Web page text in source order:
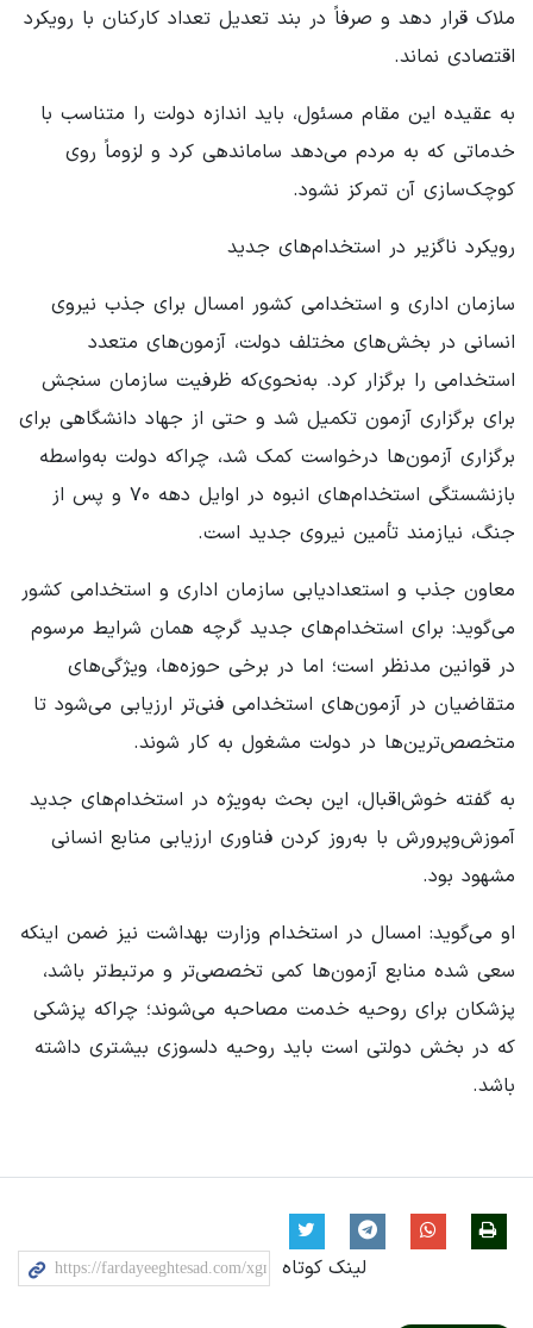
ملاک قرار دهد و صرفاً در بند تعدیل تعداد کارکنان با رویکرد
اقتصادی نماند.
به عقیده این مقام مسئول، باید اندازه دولت را متناسب با
خدماتی که به مردم می‌دهد ساماندهی کرد و لزوماً روی
کوچک‌سازی آن تمرکز نشود.
رویکرد ناگزیر در استخدام‌های جدید
سازمان اداری و استخدامی کشور امسال برای جذب نیروی
انسانی در بخش‌های مختلف دولت، آزمون‌های متعدد
استخدامی را برگزار کرد. به‌نحوی‌که ظرفیت سازمان سنجش
برای برگزاری آزمون تکمیل شد و حتی از جهاد دانشگاهی برای
برگزاری آزمون‌ها درخواست کمک شد، چراکه دولت به‌واسطه
بازنشستگی استخدام‌های انبوه در اوایل دهه ۷۰ و پس از
جنگ، نیازمند تأمین نیروی جدید است.
معاون جذب و استعدادیابی سازمان اداری و استخدامی کشور
می‌گوید: برای استخدام‌های جدید گرچه همان شرایط مرسوم
در قوانین مدنظر است؛ اما در برخی حوزه‌ها، ویژگی‌های
متقاضیان در آزمون‌های استخدامی فنی‌تر ارزیابی می‌شود تا
متخصص‌ترین‌ها در دولت مشغول به کار شوند.
به گفته خوش‌اقبال، این بحث به‌ویژه در استخدام‌های جدید
آموزش‌وپرورش با به‌روز کردن فناوری ارزیابی منابع انسانی
مشهود بود.
او می‌گوید: امسال در استخدام وزارت بهداشت نیز ضمن اینکه
سعی شده منابع آزمون‌ها کمی تخصصی‌تر و مرتبط‌تر باشد،
پزشکان برای روحیه خدمت مصاحبه می‌شوند؛ چراکه پزشکی
که در بخش دولتی است باید روحیه دلسوزی بیشتری داشته
باشد.
لینک کوتاه